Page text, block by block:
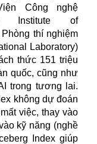
Công nghệ
Institute of
thí nghiệm
Laboratory)
thức 151 triệu
quốc, cũng như
trong tương lai.
không dự đoán
việc, thay vào
kỹ năng (nghề
Index giúp